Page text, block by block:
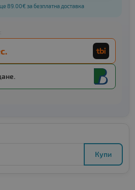
89.00€ за безплатна доставка
Купи